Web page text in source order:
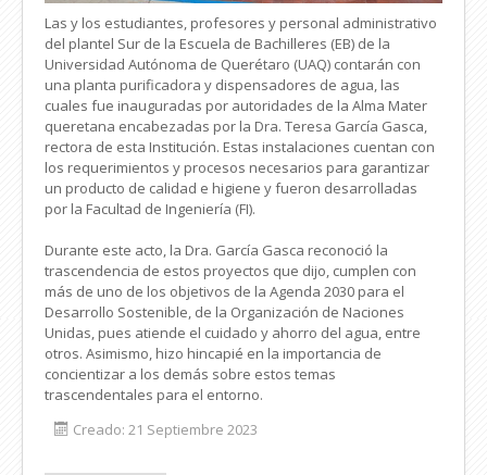
Las y los estudiantes, profesores y personal administrativo
del plantel Sur de la Escuela de Bachilleres (EB) de la
Universidad Autónoma de Querétaro (UAQ) contarán con
una planta purificadora y dispensadores de agua, las
cuales fue inauguradas por autoridades de la Alma Mater
queretana encabezadas por la Dra. Teresa García Gasca,
rectora de esta Institución. Estas instalaciones cuentan con
los requerimientos y procesos necesarios para garantizar
un producto de calidad e higiene y fueron desarrolladas
por la Facultad de Ingeniería (FI).
Durante este acto, la Dra. García Gasca reconoció la
trascendencia de estos proyectos que dijo, cumplen con
más de uno de los objetivos de la Agenda 2030 para el
Desarrollo Sostenible, de la Organización de Naciones
Unidas, pues atiende el cuidado y ahorro del agua, entre
otros. Asimismo, hizo hincapié en la importancia de
concientizar a los demás sobre estos temas
trascendentales para el entorno.
Creado: 21 Septiembre 2023